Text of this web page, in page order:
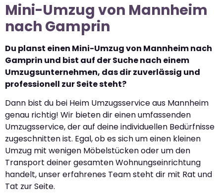
Mini-Umzug von Mannheim
nach Gamprin
Du planst einen Mini-Umzug von Mannheim nach
Gamprin und bist auf der Suche nach einem
Umzugsunternehmen, das dir zuverlässig und
professionell zur Seite steht?
Dann bist du bei Heim Umzugsservice aus Mannheim
genau richtig! Wir bieten dir einen umfassenden
Umzugsservice, der auf deine individuellen Bedürfnisse
zugeschnitten ist. Egal, ob es sich um einen kleinen
Umzug mit wenigen Möbelstücken oder um den
Transport deiner gesamten Wohnungseinrichtung
handelt, unser erfahrenes Team steht dir mit Rat und
Tat zur Seite.